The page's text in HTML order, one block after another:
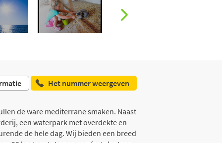
Het nummer weergeven
de ware mediterrane smaken. Naast
een waterpark met overdekte en
de hele dag. Wij bieden een breed